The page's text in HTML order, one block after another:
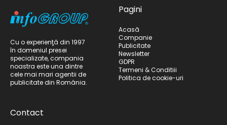
Cu o experienţă din 1997
în domeniul presei
specializate, compania
noastra este una dintre
cele mai mari agentii de
publicitate din România.
Contact
Pagini
Acasă
Companie
Publicitate
Newsletter
GDPR
Termeni & Conditiii
Politica de cookie-uri